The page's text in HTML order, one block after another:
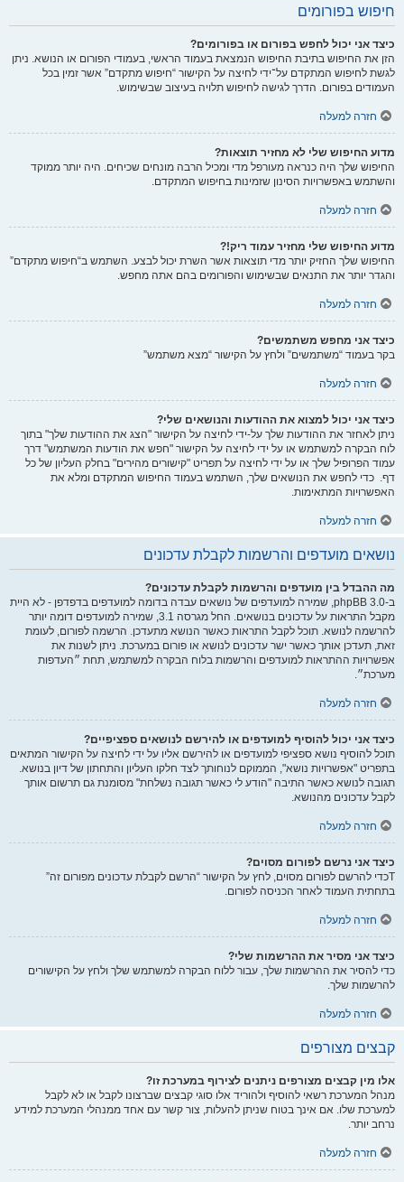
חיפוש בפורומים
כיצד אני יכול לחפש בפורום או בפורומים?
הזן את החיפוש בתיבת החיפוש הנמצאת בעמוד הראשי, בעמודי הפורום או הנושא. ניתן
לגשת לחיפוש המתקדם על־ידי לחיצה על הקישור “חיפוש מתקדם” אשר זמין בכל
העמודים בפורום. הדרך לגישה לחיפוש תלויה בעיצוב שבשימוש.
חזרה למעלה
מדוע החיפוש שלי לא מחזיר תוצאות?
החיפוש שלך היה כנראה מעורפל מדי ומכיל הרבה מונחים שכיחים. היה יותר ממוקד
והשתמש באפשרויות הסינון שזמינות בחיפוש המתקדם.
חזרה למעלה
מדוע החיפוש שלי מחזיר עמוד ריק!?
החיפוש שלך החזיק יותר מדי תוצאות אשר השרת יכול לבצע. השתמש ב“חיפוש מתקדם”
והגדר יותר את התנאים שבשימוש והפורומים בהם אתה מחפש.
חזרה למעלה
כיצד אני מחפש משתמשים?
בקר בעמוד “משתמשים” ולחץ על הקישור “מצא משתמש”
חזרה למעלה
כיצד אני יכול למצוא את ההודעות והנושאים שלי?
ניתן לאחזר את ההודעות שלך על-ידי לחיצה על הקישור "הצג את ההודעות שלך" בתוך
לוח הבקרה למשתמש או על ידי לחיצה על הקישור "חפש את הודעות המשתמש" דרך
עמוד הפרופיל שלך או על ידי לחיצה על תפריט "קישורים מהירים" בחלק העליון של כל
דף. כדי לחפש את הנושאים שלך, השתמש בעמוד החיפוש המתקדם ומלא את
האפשרויות המתאימות.
חזרה למעלה
נושאים מועדפים והרשמות לקבלת עדכונים
מה ההבדל בין מועדפים והרשמות לקבלת עדכונים?
ב-phpBB 3.0, שמירה למועדפים של נושאים עבדה בדומה למועדפים בדפדפן - לא היית
מקבל התראות על עדכונים בנושאים. החל מגרסה 3.1, שמירה למועדפים דומה יותר
להרשמה לנושא. תוכל לקבל התראות כאשר הנושא מתעדכן. הרשמה לפורום, לעומת
זאת, תעדכן אותך כאשר ישר עדכונים לנושא או פורום במערכת. ניתן לשנות את
אפשרויות ההתראות למועדפים והרשמות בלוח הבקרה למשתמש, תחת ״העדפות
מערכת״.
חזרה למעלה
כיצד אני יכול להוסיף למועדפים או להירשם לנושאים ספציפיים?
תוכל להוסיף נושא ספציפי למועדפים או להירשם אליו על ידי לחיצה על הקישור המתאים
בתפריט "אפשרויות נושא", הממוקם לנוחותך לצד חלקו העליון והתחתון של דיון בנושא.
תגובה לנושא כאשר התיבה "הודע לי כאשר תגובה נשלחת" מסומנת גם תרשום אותך
לקבל עדכונים מהנושא.
חזרה למעלה
כיצד אני נרשם לפורום מסוים?
Tכדי להרשם לפורום מסוים, לחץ על הקישור “הרשם לקבלת עדכונים מפורום זה”
בתחתית העמוד לאחר הכניסה לפורום.
חזרה למעלה
כיצד אני מסיר את ההרשמות שלי?
כדי להסיר את ההרשמות שלך, עבור ללוח הבקרה למשתמש שלך ולחץ על הקישורים
להרשמות שלך.
חזרה למעלה
קבצים מצורפים
אלו מין קבצים מצורפים ניתנים לצירוף במערכת זו?
מנהל המערכת רשאי להוסיף ולהוריד אלו סוגי קבצים שברצונו לקבל או לא לקבל
למערכת שלו. אם אינך בטוח שניתן להעלות, צור קשר עם אחד ממנהלי המערכת למידע
נרחב יותר.
חזרה למעלה